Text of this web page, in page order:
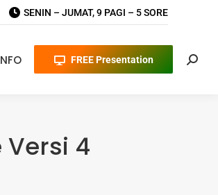
SENIN – JUMAT, 9 PAGI – 5 SORE
FREE Presentation
4